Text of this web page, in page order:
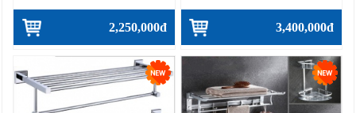
2,250,000đ 3,400,000đ